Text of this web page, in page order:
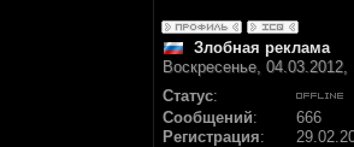
Злобная реклама
Воскресенье, 04.03.2012,
Статус:
Сообщений:
666
Регистрация: